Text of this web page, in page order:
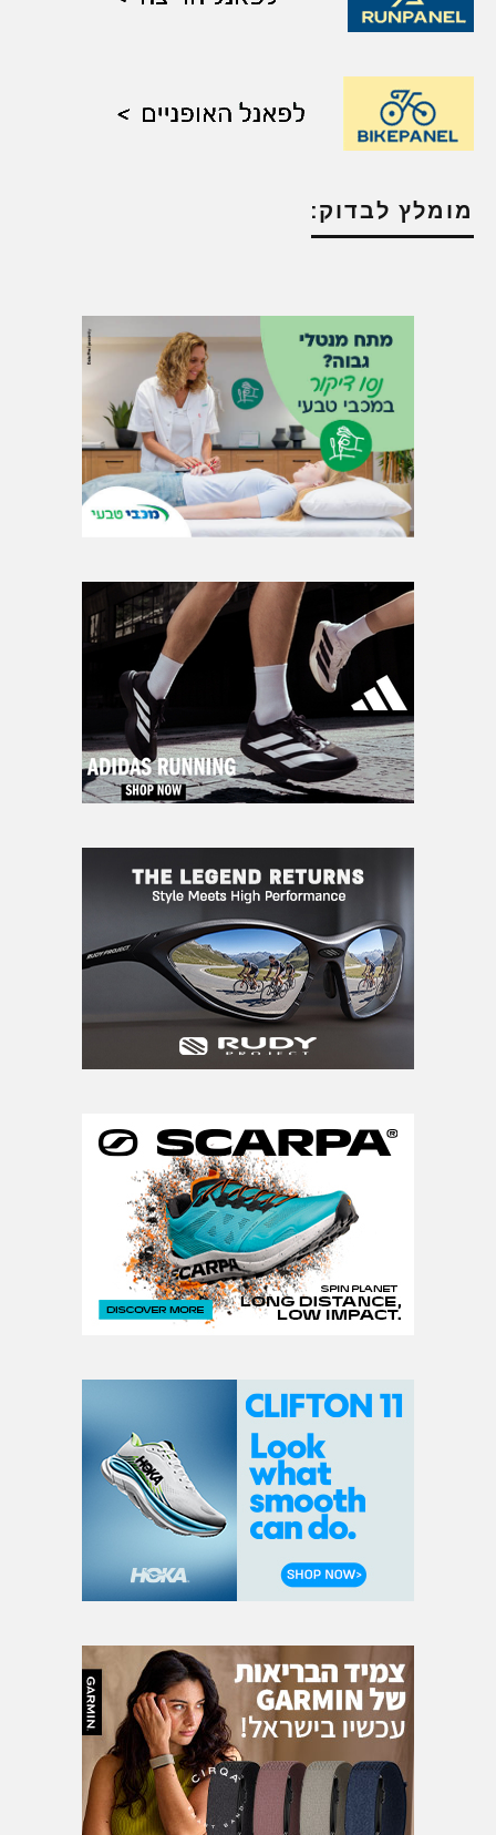
מומלץ לבדוק: